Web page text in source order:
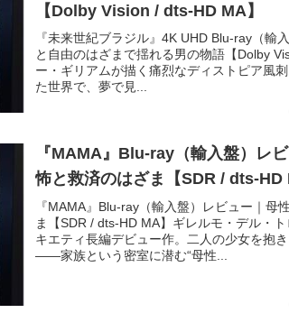
【Dolby Vision / dts-HD MA】
『未来世紀ブラジル』4K UHD Blu-ray（輸
と自由のはざまで揺れる男の物語【Dolby
ー・ギリアムが描く痛烈なディストピア風
た世界で、夢で見...
『MAMA』Blu-ray（輸入盤）レ
怖と救済のはざま【SDR / dts-HD
『MAMA』Blu-ray（輸入盤）レビュー｜母
ま【SDR / dts-HD MA】ギレルモ・デル・
キエティ長編デビュー作。二人の少女を抱
——家族という密室に潜む“母性...